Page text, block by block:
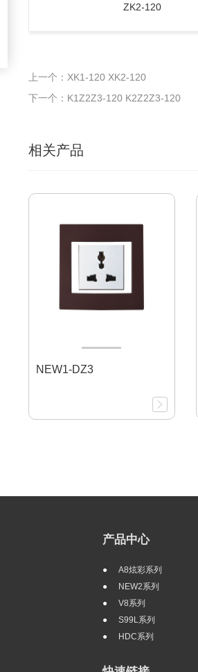
ZK2-120
上一个：XK1-120 XK2-120
下一个：K1Z2Z3-120 K2Z2Z3-120
相关产品
NEW1-DZ3
产品中心
A8炫彩系列
NEW2系列
V8系列
S99L系列
HDC系列